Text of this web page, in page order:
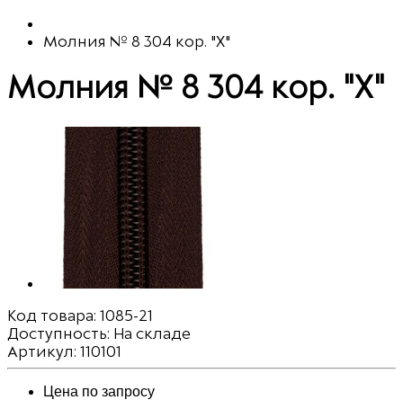
Молния № 8 304 кор. "Х"
Молния № 8 304 кор. "Х"
Код товара: 1085-21
Доступность: На складе
Артикул: 110101
Цена по запросу